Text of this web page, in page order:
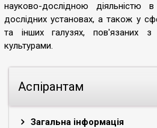
Аспірантам
Загальна інформація
науково-дослідною діяльністю в
дослідних установах, а також у
та інших галузях, пов'язаних
культурами.